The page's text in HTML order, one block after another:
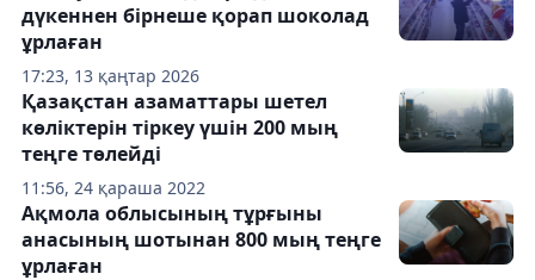
17:23, 13 қаңтар 2026
дүкеннен бірнеше қорап шоколад
ұрлаған
11:56, 24 қараша 2022
Қазақстан азаматтары шетел
көліктерін тіркеу үшін 200 мың
теңге төлейді
Ақмола облысының тұрғыны
анасының шотынан 800 мың теңге
ұрлаған